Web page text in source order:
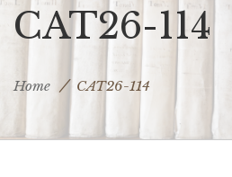
CAT26-114
Home CAT26-114